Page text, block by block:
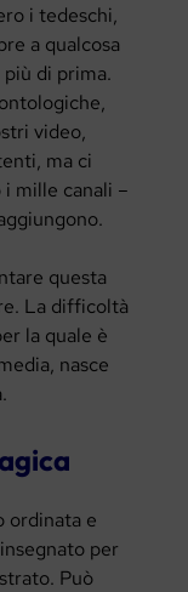
i tedeschi,
a qualcosa
di prima.
video,
ma ci
mille canali –
questa
La difficoltà
la quale è
nasce
ordinata e
per
Può